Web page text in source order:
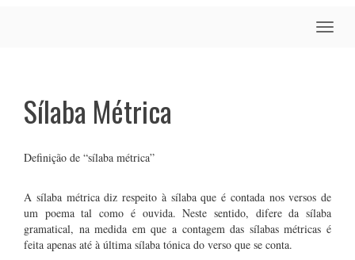
Toggle
Sílaba Métrica
Definição de “sílaba métrica”
A sílaba métrica diz respeito à sílaba que é contada nos versos de
um poema tal como é ouvida. Neste sentido, difere da sílaba
gramatical, na medida em que a contagem das sílabas métricas é
feita apenas até à última sílaba tónica do verso que se conta.